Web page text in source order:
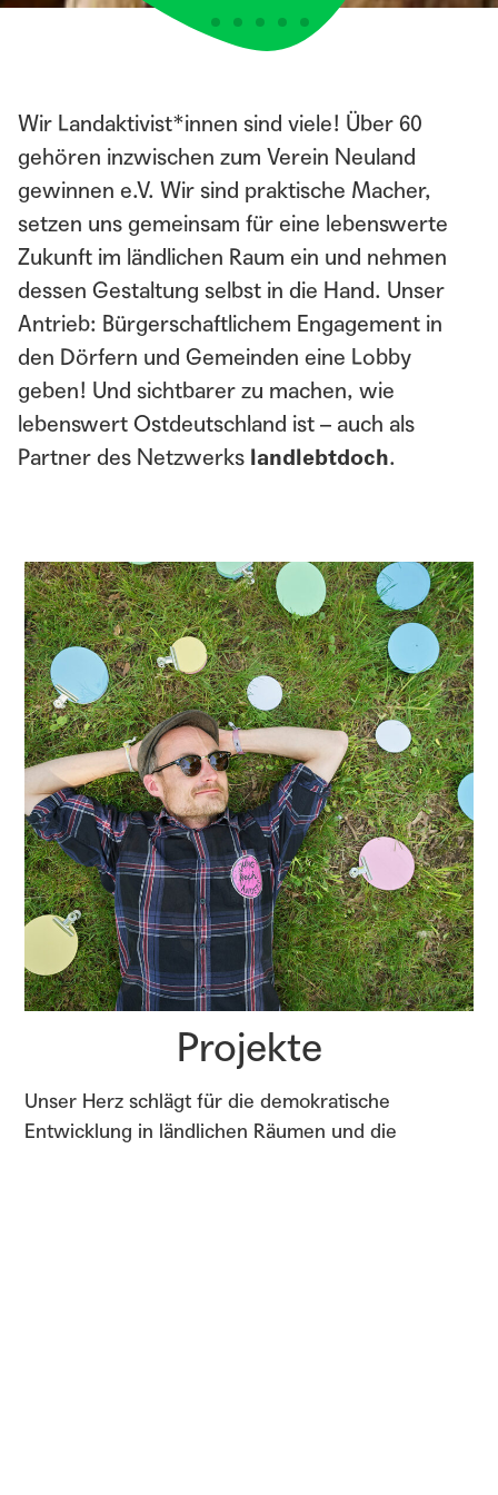
Wir Landaktivist*innen sind viele! Über 60
gehören inzwischen zum Verein Neuland
gewinnen e.V. Wir sind praktische Macher,
setzen uns gemeinsam für eine lebenswerte
Zukunft im ländlichen Raum ein und nehmen
dessen Gestaltung selbst in die Hand. Unser
Antrieb: Bürgerschaftlichem Engagement in
den Dörfern und Gemeinden eine Lobby
geben! Und sichtbarer zu machen, wie
lebenswert Ostdeutschland ist – auch als
Partner des Netzwerks landlebtdoch.
Projekte
Unser Herz schlägt für die demokratische
Entwicklung in ländlichen Räumen und die